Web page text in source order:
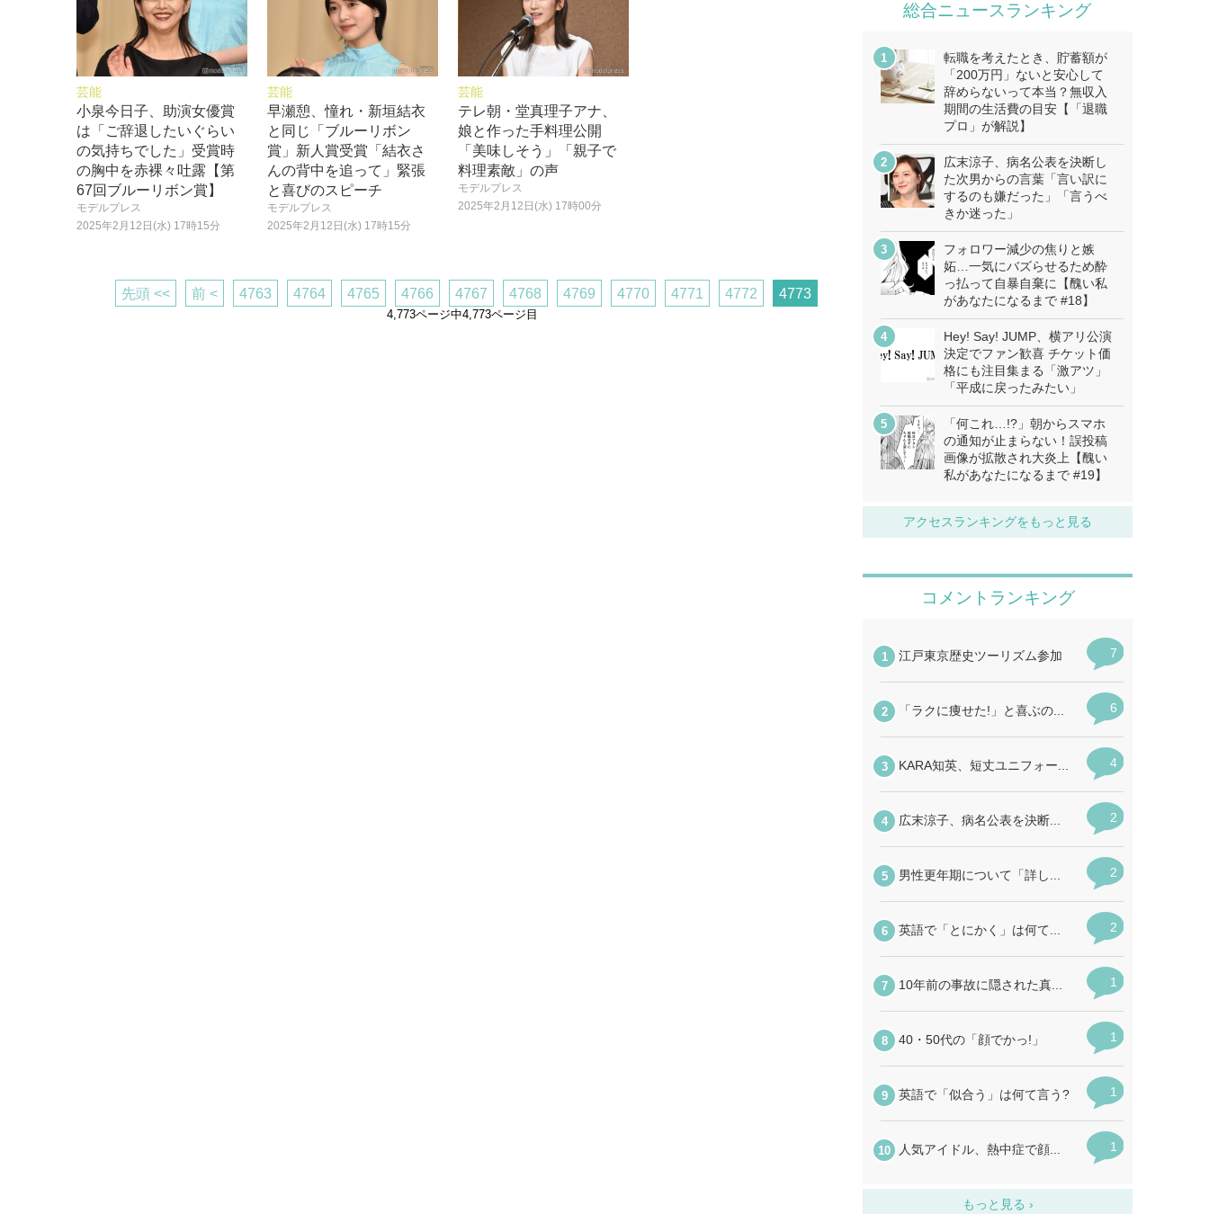
芸能
小泉今日子、助演女優賞
は「ご辞退したいぐらい
の気持ちでした」受賞時
の胸中を赤裸々吐露【第
67回ブルーリボン賞】
モデルプレス
2025年2月12日(水) 17時15分
芸能
早瀬憩、憧れ・新垣結衣
と同じ「ブルーリボン
賞」新人賞受賞「結衣さ
んの背中を追って」緊張
と喜びのスピーチ
モデルプレス
2025年2月12日(水) 17時15分
芸能
テレ朝・堂真理子アナ、
娘と作った手料理公開
「美味しそう」「親子で
料理素敵」の声
モデルプレス
2025年2月12日(水) 17時00分
先頭 << 前 < 4763 4764 4765 4766 4767 4768 4769 4770 4771 4772 4773
4,773ページ中4,773ページ目
総合ニュースランキング
転職を考えたとき、貯蓄額が
「200万円」ないと安心して
辞めらないって本当？無収入
期間の生活費の目安【「退職
プロ」が解説】
広末涼子、病名公表を決断し
た次男からの言葉「言い訳に
するのも嫌だった」「言うべ
きか迷った」
フォロワー減少の焦りと嫉
妬…一気にバズらせるため酔
っ払って自暴自棄に【醜い私
があなたになるまで #18】
Hey! Say! JUMP、横アリ公演
決定でファン歓喜 チケット価
格にも注目集まる「激アツ」
「平成に戻ったみたい」
「何これ…!?」朝からスマホ
の通知が止まらない！誤投稿
画像が拡散され大炎上【醜い
私があなたになるまで #19】
アクセスランキングをもっと見る